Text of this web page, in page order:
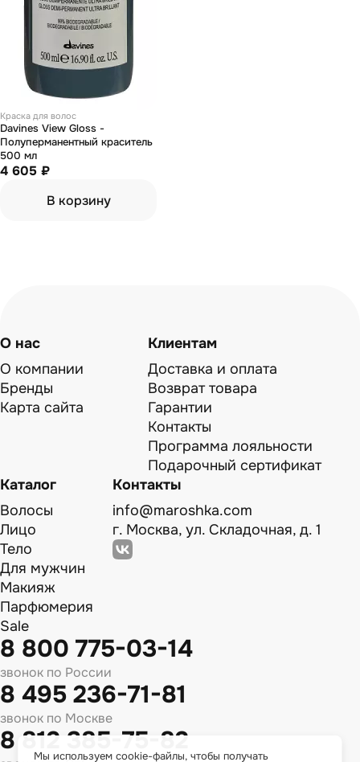
Краска для волос
Davines View Gloss -
Полуперманентный краситель
500 мл
4 605 ₽
В корзину
О нас
О компании
Бренды
Карта сайта
Клиентам
Доставка и оплата
Возврат товара
Гарантии
Контакты
Программа лояльности
Подарочный сертификат
Каталог
Волосы
Лицо
Тело
Для мужчин
Макияж
Парфюмерия
Sale
Контакты
info@maroshka.com
г. Москва, ул. Складочная, д. 1
8 800 775-03-14
звонок по России
8 495 236-71-81
звонок по Москве
8 812 385-75-82
Мы используем cookie-файлы, чтобы получать